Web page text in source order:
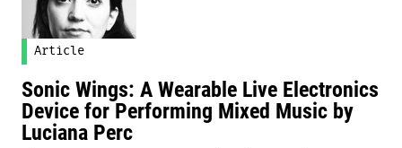
Article
Sonic Wings: A Wearable Live Electronics
Device for Performing Mixed Music by
Luciana Perc